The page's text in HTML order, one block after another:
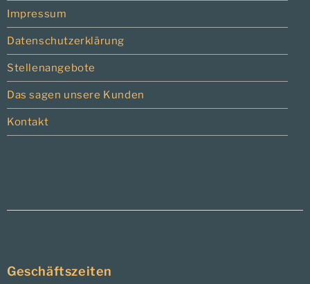
Impressum
Datenschutzerklärung
Stellenangebote
Das sagen unsere Kunden
Kontakt
Geschäftszeiten